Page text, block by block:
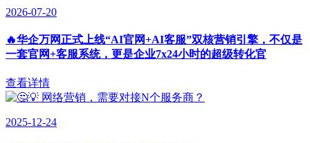
2026-07-20
🔥华企万网正式上线“AI官网+AI客服”双核营销引擎，不仅是
一套官网+客服系统，更是企业7x24小时的超级转化官
查看详情
2025-12-24